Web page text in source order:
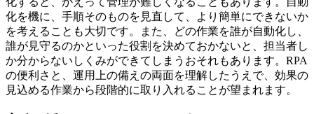
化を機に、手順そのものを見直して、より簡単にできないか
を考えることも大切です。また、どの作業を誰が自動化し、
誰が見守るのかといった役割を決めておかないと、担当者し
か分からないしくみができてしまうおそれもあります。RPA
の便利さと、運用上の備えの両面を理解したうえで、効果の
見込める作業から段階的に取り入れることが望まれます。